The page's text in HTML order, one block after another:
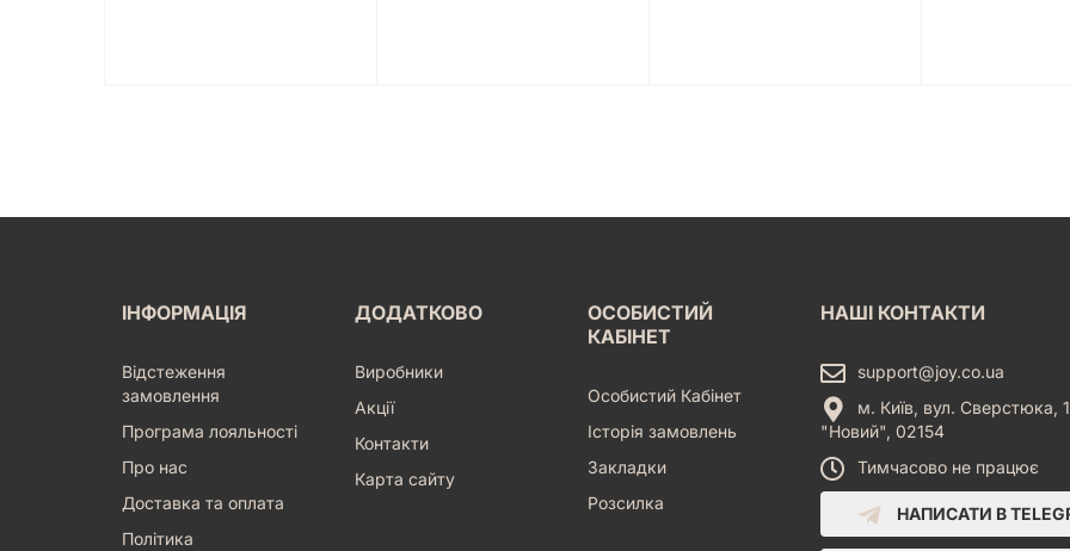
ІНФОРМАЦІЯ
Відстеження
замовлення
Програма лояльності
Про нас
Доставка та оплата
Політика
ДОДАТКОВО
Виробники
Акції
Контакти
Карта сайту
ОСОБИСТИЙ
КАБІНЕТ
Особистий Кабінет
Історія замовлень
Закладки
Розсилка
НАШІ КОНТАКТИ
support@joy.co.ua
м. Київ, вул. Сверстюка,
"Новий", 02154
Тимчасово не працює
НАПИСАТИ В